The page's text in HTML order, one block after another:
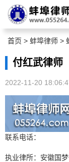
首页 > 蚌埠律师 >
付红武律师
2022-11-20
联系电话：
执业律所：安徽国